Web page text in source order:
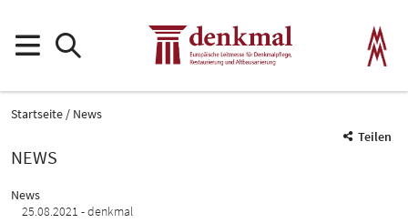
Startseite
News
Teilen
NEWS
News
25.08.2021
denkmal